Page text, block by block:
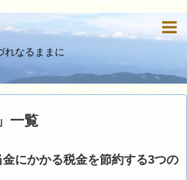
れなるままに
」 一覧
にかかる税金を節約する3つの